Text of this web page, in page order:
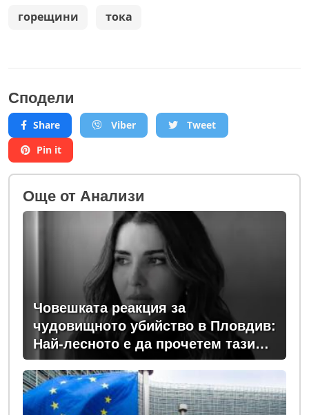
горещини тока
Сподели
Share Viber
Tweet
Pin it
Oще от Анализи
Човешката реакция за
чудовищното убийство в Пловдив:
Най-лесното е да прочетем тази
история и да си кажем "Това са
психопати. Моето дете никога"